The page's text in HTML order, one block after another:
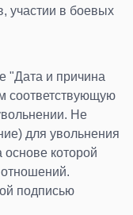
участии в боевых
"Дата и причина
соответствующую
Не
для увольнения
которой
подписью